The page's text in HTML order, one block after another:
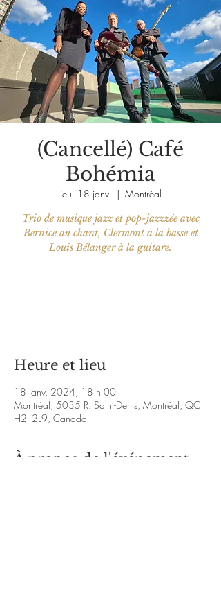
(Cancellé) Café
Bohémia
jeu. 18 janv.
  |
Montréal
Trio de musique jazz et pop-jazzzée avec
Bernice au chant, Clermont à la basse et
Louis Bélanger à la guitare.
Heure et lieu
18 janv. 2024, 18 h 00
Montréal, 5035 R. Saint-Denis, Montréal, QC
H2J 2L9, Canada
À propos de l'événement